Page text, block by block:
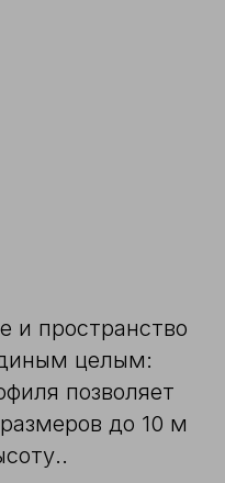
и пространство
целым:
позволяет
до 10 м